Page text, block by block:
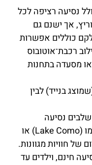
נסיעה רציפה לכל
אך ישנם גם
כוללים אפשרות
רכבת־אוטובוס
מסעדה בתחנות
בנייד) לבין
נסיעה
בברנינה עם טיול המשך באגם קומו (Lake Como) או
של חוויות מגוונות.
עם ילדים עד גיל 6 הנסיעה חינם, וילדים עד